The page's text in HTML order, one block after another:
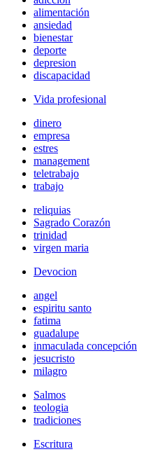
alimentación
ansiedad
bienestar
deporte
depresion
discapacidad
Vida profesional
dinero
empresa
estres
management
teletrabajo
trabajo
reliquias
Sagrado Corazón
trinidad
virgen maria
Devocion
angel
espiritu santo
fatima
guadalupe
inmaculada concepción
jesucristo
milagro
Salmos
teologia
tradiciones
Escritura